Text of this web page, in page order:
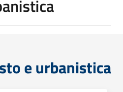
e urbanistica